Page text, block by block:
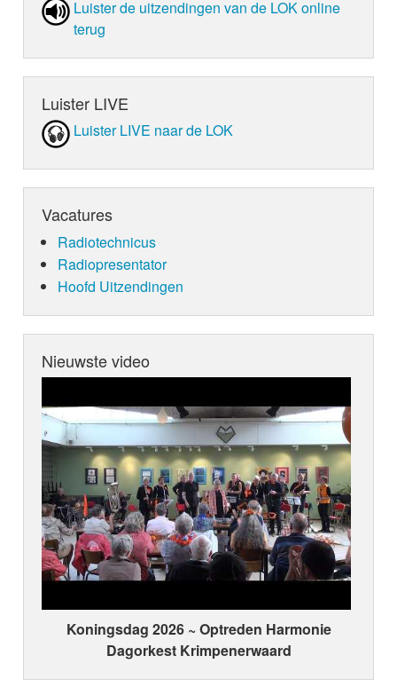
Luister de uit­zen­din­gen van de LOK online
terug
Luister LIVE
Luister LIVE naar de LOK
Vacatures
Radiotechnicus
Radiopresentator
Hoofd Uitzendingen
Nieuwste video
Koningsdag 2026 ~ Optreden Harmonie
Dagorkest Krimpenerwaard